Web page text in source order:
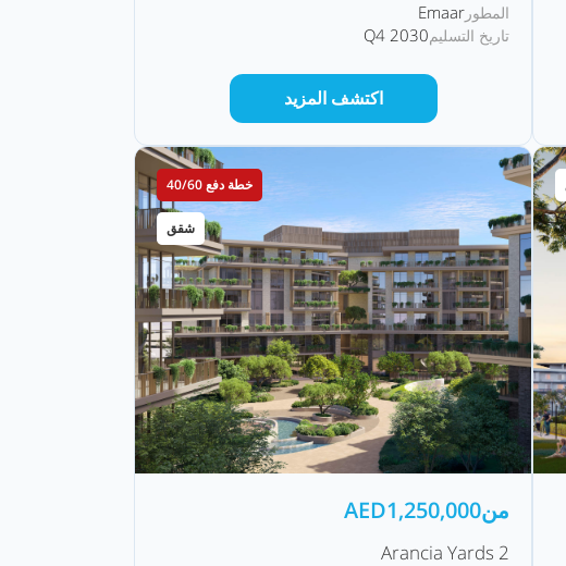
المطور Emaar
تاريخ التسليمQ4 2030
اكتشف المزيد
خطة دفع 40/60
شقق
من AED1,250,000
Arancia Yards 2